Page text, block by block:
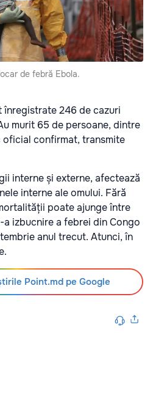
de febră Ebola.
246 de cazuri
murit 65 de persoane, dintre
confirmat, transmite
interne și externe, afectează
interne ale omului. Fără
poate ajunge între
a izbucnire a febrei din Congo
anul trecut. Atunci, în
Point.md pe Google